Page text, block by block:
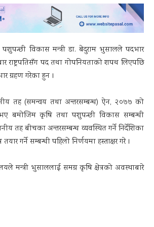
विकास मन्त्री डा. बेदुराम भुसालले पदभार
राष्ट्रपतिसँग पद तथा गोपनियताको शपथ लिएपछि
ग्रहण गरेका हुन ।
तह (समन्वय तथा अन्तरसम्बन्ध) ऐन, २०७७ को
बमोजिम कृषि तथा पशुपन्छी विकास सम्बन्धी
तह बीचका अन्तरसम्बन्ध व्यवस्थित गर्ने निर्देशिका
गर्ने सम्बन्धी पहिलो निर्णयमा हस्ताक्षर गरे ।
मन्त्री भुसाललाई समग्र कृषि क्षेत्रको अवस्थाबारे